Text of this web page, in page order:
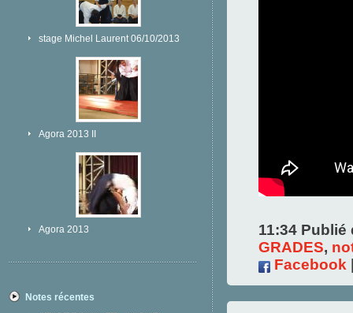
stage Michel Laurent 06/10/2013
Agora 2013 II
Agora 2013
Notes récentes
11:34
GRADES,
Facebook